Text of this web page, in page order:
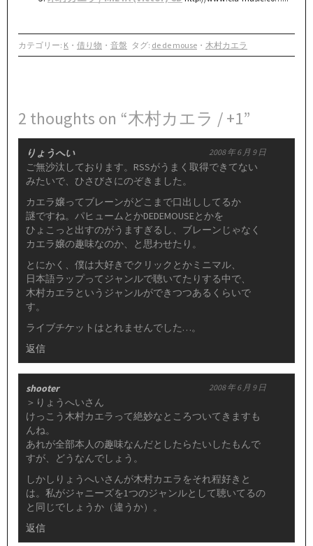
カテゴリー: K ・ 借り物 ・ 音盤 タグ: de de mouse ・ 木村カエラ
2 thoughts on “木村カエラ / +1”
りょうへい 2008 年 6 月 9 日
ご無沙汰しております。RSSがうまく取得できてない
みたいで、ひさびさにのぞきました。
カエラ嬢ってブレーンがどこまで口出ししてるか
謎ですね。パヒュームとかDEDEMOUSEとかを
ひょこっと出すのがうますぎるし、ブレーンじゃなく
カエラ嬢の趣味なのか、と思わせたり。
とにかく、僕は大好きでクリックとかミニマル、
日本語ラップってジャンルで聴いてたりする中で、
木村カエラというジャンルができつつあるくらいで
す。
ライブチケットはとれませんでした…。
返信
shooter 2008 年 6 月 9 日
＞りょうへいさん
けっこう木村カエラって絶妙なところついてきますも
んね。
あれが全部本人の趣味なんだとしたらたいしたもんで
すが、どうなんでしょう。
しかしりょうへいさんが木村カエラをそれ程好きと
は。私がジャニーズを1つのジャンルとして聴いてるの
と同じでしょうか（違うか）。
返信